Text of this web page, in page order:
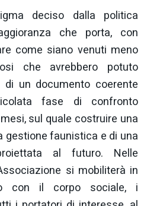
deciso dalla politica
che porta, con
come siano venuti meno
che avrebbero potuto
un documento coerente
fase di confronto
sul quale costruire una
gestione faunistica e di una
al futuro. Nelle
si mobiliterà in
con il corpo sociale, i